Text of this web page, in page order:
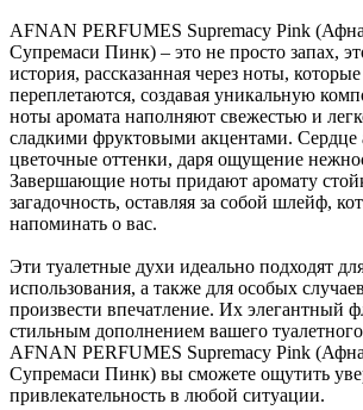
AFNAN PERFUMES Supremacy Pink
Супремаси Пинк) – это не просто запах,
история, рассказанная через ноты,
переплетаются, создавая уникальную
ноты аромата наполняют свежестью и
сладкими фруктовыми акцентами. Сердце
цветочные оттенки, даря ощущение
Завершающие ноты придают аромату
загадочность, оставляя за собой шлейф,
напоминать о вас.
Эти туалетные духи идеально подходят
использования, а также для особых
произвести впечатление. Их элегантный
стильным дополнением вашего
AFNAN PERFUMES Supremacy Pink
Супремаси Пинк) вы сможете ощутить
привлекательность в любой ситуации.